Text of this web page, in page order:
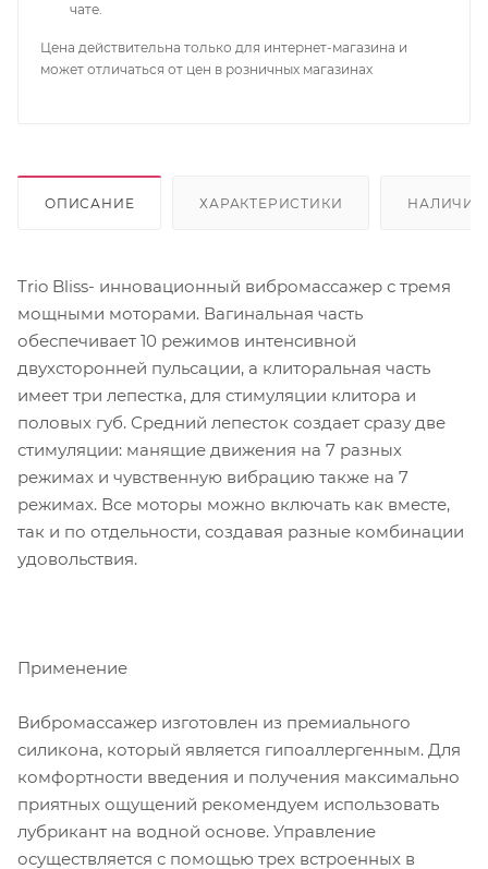
чате.
Цена действительна только для интернет-магазина и
может отличаться от цен в розничных магазинах
ОПИСАНИЕ ХАРАКТЕРИСТИКИ НАЛИЧИЕ
Trio Bliss- инновационный вибромассажер с тремя
мощными моторами. Вагинальная часть
обеспечивает 10 режимов интенсивной
двухсторонней пульсации, а клиторальная часть
имеет три лепестка, для стимуляции клитора и
половых губ. Средний лепесток создает сразу две
стимуляции: манящие движения на 7 разных
режимах и чувственную вибрацию также на 7
режимах. Все моторы можно включать как вместе,
так и по отдельности, создавая разные комбинации
удовольствия.
Применение
Вибромассажер изготовлен из премиального
силикона, который является гипоаллергенным. Для
комфортности введения и получения максимально
приятных ощущений рекомендуем использовать
лубрикант на водной основе. Управление
осуществляется с помощью трех встроенных в